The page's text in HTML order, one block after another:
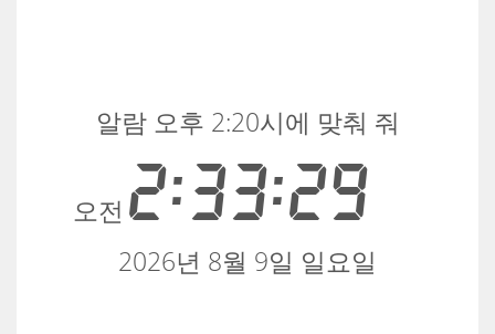
오전 2:33:29
알람 오후 2:20시에 맞춰 줘
2026년 8월 9일 일요일